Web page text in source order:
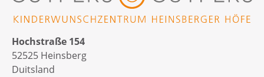
Hochstraße 154
52525 Heinsberg
Duitsland